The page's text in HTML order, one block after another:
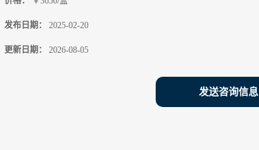
发布日期： 2025-02-20
更新日期： 2026-08-05
发送咨询信息